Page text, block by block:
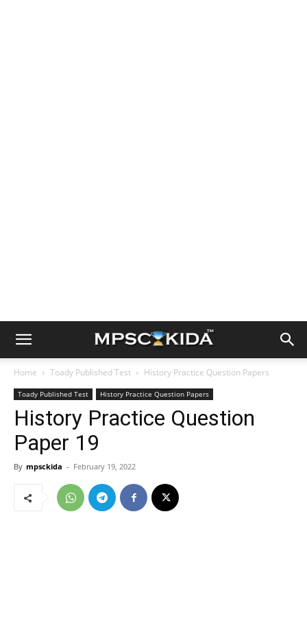
Home Toady Published Test History Practice Question Papers
Toady Published Test History Practice Question Papers
History Practice Question
Paper 19
By mpsckida - February 19, 2022